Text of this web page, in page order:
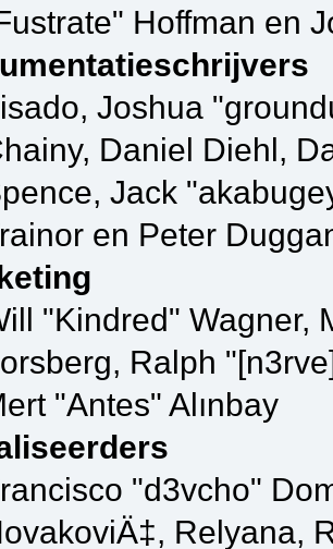
Hoffman en
Joshua
Daniel Diehl,
Jack
en Peter
"Kindred" Wagner,
Ralph
"Antes" Alınbay
"d3vcho"
Relyana,